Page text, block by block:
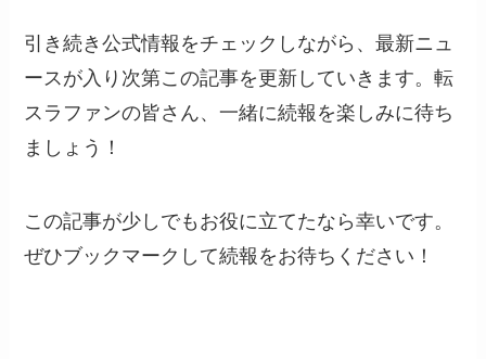
引き続き公式情報をチェックしながら、最新ニュ
ースが入り次第この記事を更新していきます。転
スラファンの皆さん、一緒に続報を楽しみに待ち
ましょう！
この記事が少しでもお役に立てたなら幸いです。
ぜひブックマークして続報をお待ちください！